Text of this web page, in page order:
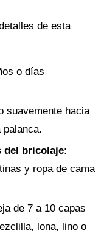
de esta
o días
suavemente hacia
palanca.
del bricolaje:
y ropa de cama
de 7 a 10 capas
lona, lino o